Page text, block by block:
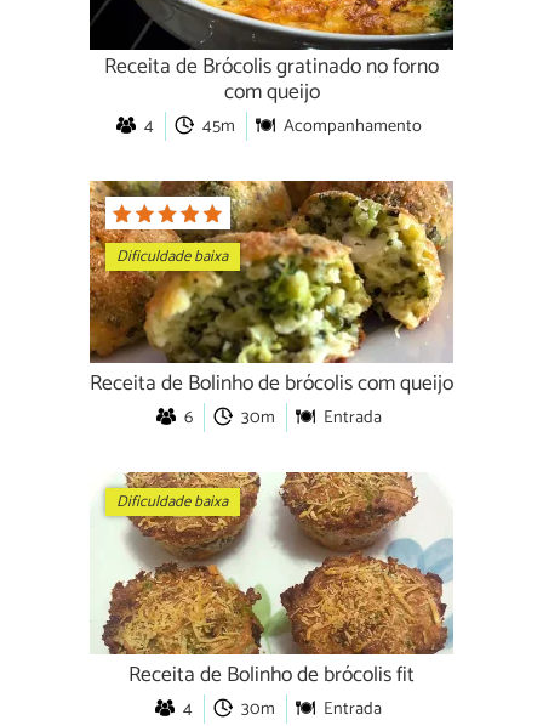
Receita de Brócolis gratinado no forno
com queijo
4 45m Acompanhamento
Dificuldade baixa
Receita de Bolinho de brócolis com queijo
6 30m Entrada
Dificuldade baixa
Receita de Bolinho de brócolis fit
4 30m Entrada